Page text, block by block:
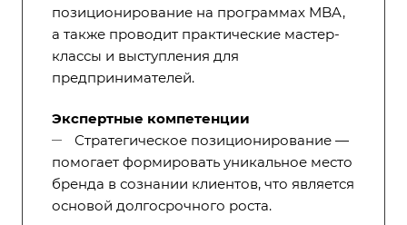
позиционирование на программах MBA,
а также проводит практические мастер-
классы и выступления для
предпринимателей.
Экспертные компетенции
Стратегическое позиционирование —
помогает формировать уникальное место
бренда в сознании клиентов, что является
основой долгосрочного роста.